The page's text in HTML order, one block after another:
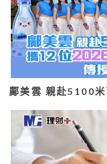
鄺美雲 親赴5100